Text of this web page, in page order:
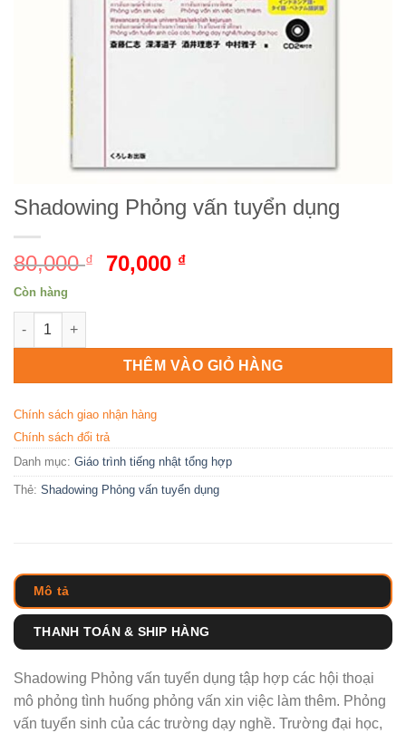
Shadowing Phỏng vấn tuyển dụng
80,000₫
Giá
70,000 ₫
70,000 ₫.
Còn hàng
Shadowing Phỏng vấn tuyển dụng số lượng
THÊM VÀO GIỎ HÀNG
Chính sách giao nhận hàng
Chính sách đổi trả
Danh mục: Giáo trình tiếng nhật tổng hợp
Thẻ: Shadowing Phỏng vấn tuyển dụng
Mô tả
THANH TOÁN & SHIP HÀNG
Shadowing Phỏng vấn tuyển dụng tập hợp các hội thoại
mô phỏng tình huống phỏng vấn xin việc làm thêm. Phỏng
vấn tuyển sinh của các trường dạy nghề. Trường đại học,